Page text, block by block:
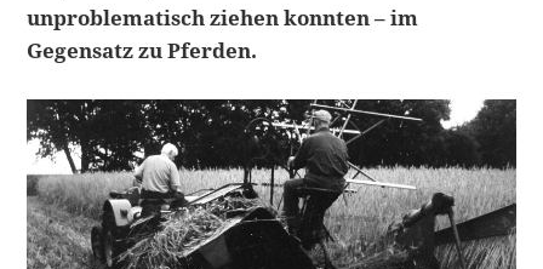
unproblematisch ziehen konnten – im
Gegensatz zu Pferden.